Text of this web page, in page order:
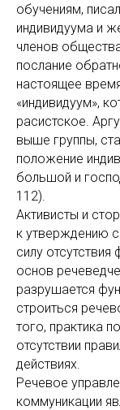
обучениям,
индивидуума и
членов
послание
настоящее
«индивидуум»,
расистское.
выше группы,
положение
большой и
112).
Активисты и
к утверждению
силу отсутствия
основ
разрушается
строиться
того, практика
отсутствии
действиях.
Речевое
коммуникации